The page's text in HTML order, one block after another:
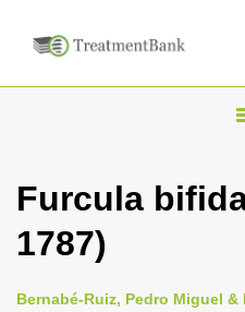
g
n
Furcula
1787)
Bernabé-Ruiz, Pedro Miguel